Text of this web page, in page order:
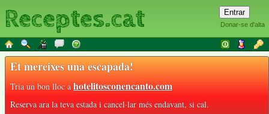
Donar-se d'alta
Receptes.cat
Et mereixes una escapada!
Tria un bon lloc ahotelitosconencanto.com
Reserva ara la teva estada i cancel·lar més endavant, si cal.